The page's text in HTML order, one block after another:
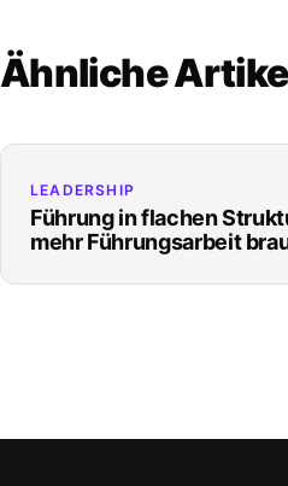
Ähnliche
LEADERSHIP
Führung in flachen
mehr Führungsarbeit